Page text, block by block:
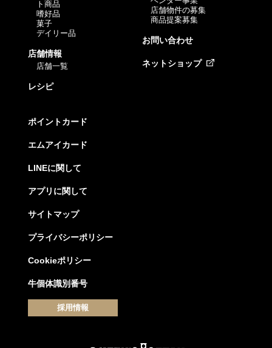
ト商品
嗜好品
菓子
デイリー品
店舗情報
店舗一覧
レシピ
店舗物件の募集
商品提案募集
お問い合わせ
ネットショップ
ポイントカード
エムアイカード
LINEに関して
アプリに関して
サイトマップ
プライバシーポリシー
Cookieポリシー
牛個体識別番号
採用情報